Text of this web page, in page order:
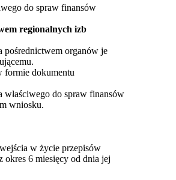
do spraw finansów
regionalnych izb
pośrednictwem organów je
formie dokumentu
właściwego do spraw finansów
wniosku.
w życie przepisów
okres 6 miesięcy od dnia jej